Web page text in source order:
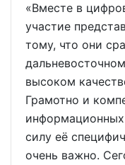
«Вместе в
участие
тому, что они
высоком
Грамотно и
информационных
силу её
очень важно.